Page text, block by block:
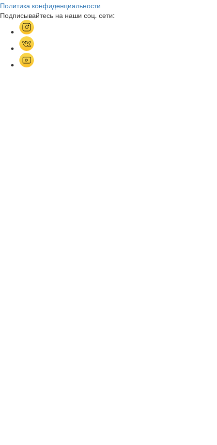
Политика конфиденциальности
Подписывайтесь на наши соц. сети: